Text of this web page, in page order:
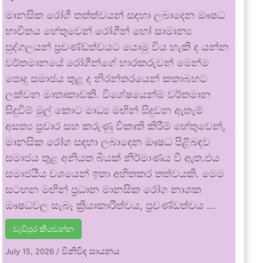
මානසික රෝගී තත්ත්වයන් සඳහා ලබාදෙන ඖෂධ
භාවිතය හේතුවෙන් රෝගීන් හෝ සාමාන්‍ය
පුද්ගලයන් ප්‍රචණ්ඩත්වයට යොමු විය හැකි ද යන්න
වර්තමානයේ රෝගීන්ගේ භාරකරුවන් මෙන්ම
පොදු සමාජය තුළ ද නිරන්තරයෙන් කතාබහට
ලක්වන මාතෘකාවකි. විශේෂයෙන්ම වර්තමාන
සිදුවීම් මුල් කොට මාධ්‍ය මඟින් සිදුවන ඇතැම්
අසත්‍ය ප්‍රචාර සහ කරුණු විකෘති කිරීම් හේතුවෙන්,
මානසික රෝග සඳහා ලබාදෙන ඖෂධ පිළිබඳව
සමාජය තුළ අනියත බියක් නිර්මාණය වී ඇත.එය
සමාජයීය වශයෙන් ඉතා අහිතකර තත්වයකි. මෙම
සටහන මඟින් ප්‍රධාන මානසික රෝග නාශක
ඖෂධවල සැබෑ ක්‍රියාකාරීත්වය, ප්‍රචණ්ඩත්වය …
වැඩිපුර කියවන්න
July 15, 2026 /විනිවිද සායනය